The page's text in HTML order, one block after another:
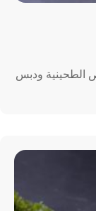
الطحينية ودبس